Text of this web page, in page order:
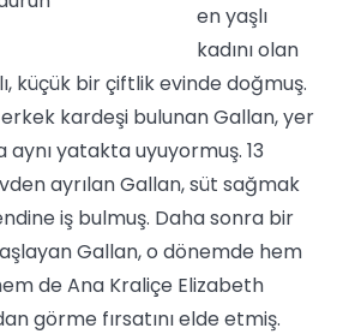
en yaşlı
kadını olan
küçük bir çiftlik evinde doğmuş.
erkek kardeşi bulunan Gallan, yer
aynı yatakta uyuyormuş. 13
ayrılan Gallan, süt sağmak
iş bulmuş. Daha sonra bir
Gallan, o dönemde hem
de Ana Kraliçe Elizabeth
görme fırsatını elde etmiş.